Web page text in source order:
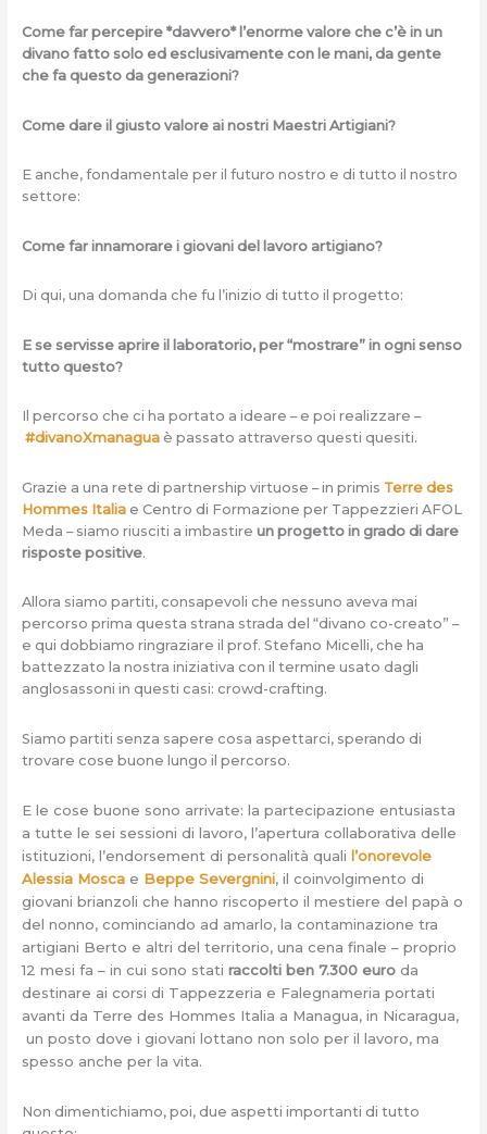
Come far percepire *davvero* l’enorme valore che c’è in un
divano fatto solo ed esclusivamente con le mani, da gente
che fa questo da generazioni?
Come dare il giusto valore ai nostri Maestri Artigiani?
E anche, fondamentale per il futuro nostro e di tutto il nostro
settore:
Come far innamorare i giovani del lavoro artigiano?
Di qui, una domanda che fu l’inizio di tutto il progetto:
E se servisse aprire il laboratorio, per “mostrare” in ogni senso
tutto questo?
Il percorso che ci ha portato a ideare – e poi realizzare –
#divanoXmanaguaè passato attraverso questi quesiti.
Grazie a una rete di partnership virtuose – in primis Terre des
Hommes Italiae Centro di Formazione per Tappezzieri AFOL
Meda – siamo riusciti a imbastire un progetto in grado di dare
risposte positive.
Allora siamo partiti, consapevoli che nessuno aveva mai
percorso prima questa strana strada del “divano co-creato” –
e qui dobbiamo ringraziare il prof. Stefano Micelli, che ha
battezzato la nostra iniziativa con il termine usato dagli
anglosassoni in questi casi: crowd-crafting.
Siamo partiti senza sapere cosa aspettarci, sperando di
trovare cose buone lungo il percorso.
E le cose buone sono arrivate: la partecipazione entusiasta
a tutte le sei sessioni di lavoro, l’apertura collaborativa delle
istituzioni, l’endorsement di personalità quali l’onorevole
Alessia Moscae Beppe Severgnini, il coinvolgimento di
giovani brianzoli che hanno riscoperto il mestiere del papà o
del nonno, cominciando ad amarlo, la contaminazione tra
artigiani Berto e altri del territorio, una cena finale – proprio
12 mesi fa – in cui sono stati raccolti ben 7.300 euroda
destinare ai corsi di Tappezzeria e Falegnameria portati
avanti da Terre des Hommes Italia a Managua, in Nicaragua,
un posto dove i giovani lottano non solo per il lavoro, ma
spesso anche per la vita.
Non dimentichiamo, poi, due aspetti importanti di tutto